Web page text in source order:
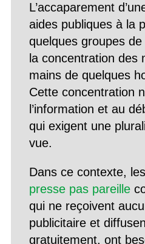
L’accaparement
aides publiques à la
quelques groupes
la concentration des
mains de quelques
Cette concentration
l’information et au
qui exigent une
vue.
Dans ce contexte, les
presse pas pareille
qui ne reçoivent
publicitaire et
gratuitement, ont